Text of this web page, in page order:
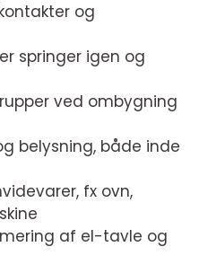
og
springer igen og
ved ombygning
belysning, både inde
fx ovn,
af el-tavle og